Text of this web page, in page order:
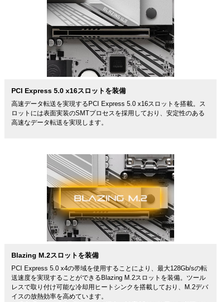
PCI Express 5.0 x16スロットを装備
高速データ転送を実現するPCI Express 5.0 x16スロットを搭載。ス
ロットには表面実装のSMTプロセスを採用しており、安定性のある
高速なデータ転送を実現します。
Blazing M.2スロットを装備
PCI Express 5.0 x4の帯域を使用することにより、最大128Gb/sの転
送速度を実現することができるBlazing M.2スロットを装備。ツール
レスで取り付け可能な冷却用ヒートシンクを搭載しており、M.2デバ
イスの放熱効率を高めています。